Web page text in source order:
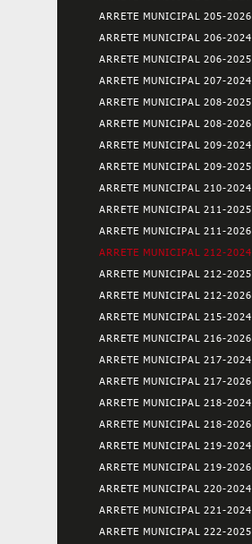
ARRETE MUNICIPAL 205-2026
ARRETE MUNICIPAL 206-2024
ARRETE MUNICIPAL 206-2025
ARRETE MUNICIPAL 207-2024
ARRETE MUNICIPAL 208-2025
ARRETE MUNICIPAL 208-2026
ARRETE MUNICIPAL 209-2024
ARRETE MUNICIPAL 209-2025
ARRETE MUNICIPAL 210-2024
ARRETE MUNICIPAL 211-2025
ARRETE MUNICIPAL 211-2026
ARRETE MUNICIPAL 212-2024
ARRETE MUNICIPAL 212-2025
ARRETE MUNICIPAL 212-2026
ARRETE MUNICIPAL 215-2024
ARRETE MUNICIPAL 216-2026
ARRETE MUNICIPAL 217-2024
ARRETE MUNICIPAL 217-2026
ARRETE MUNICIPAL 218-2024
ARRETE MUNICIPAL 218-2026
ARRETE MUNICIPAL 219-2024
ARRETE MUNICIPAL 219-2026
ARRETE MUNICIPAL 220-2024
ARRETE MUNICIPAL 221-2024
ARRETE MUNICIPAL 222-2025